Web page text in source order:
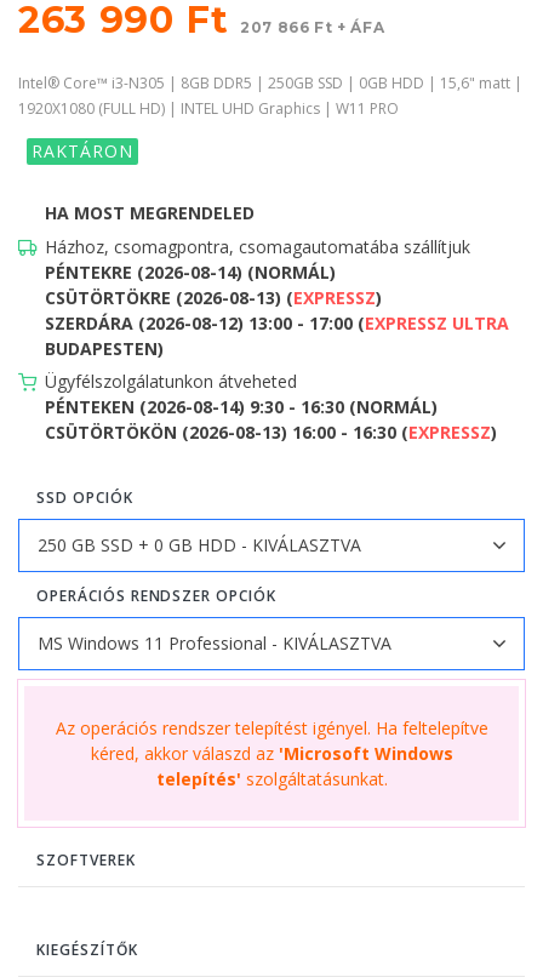
263 990 Ft 207 866 Ft + ÁFA
Intel® Core™ i3-N305 | 8GB DDR5 | 250GB SSD | 0GB HDD | 15,6" matt |
1920X1080 (FULL HD) | INTEL UHD Graphics | W11 PRO
RAKTÁRON
HA MOST MEGRENDELED
Házhoz, csomagpontra, csomagautomatába szállítjuk
PÉNTEKRE (2026-08-14) (NORMÁL)
CSÜTÖRTÖKRE (2026-08-13) (EXPRESSZ)
SZERDÁRA (2026-08-12) 13:00 - 17:00 (EXPRESSZ ULTRA
BUDAPESTEN)
Ügyfélszolgálatunkon átveheted
PÉNTEKEN (2026-08-14) 9:30 - 16:30 (NORMÁL)
CSÜTÖRTÖKÖN (2026-08-13) 16:00 - 16:30 (EXPRESSZ)
SSD OPCIÓK
OPERÁCIÓS RENDSZER OPCIÓK
Az operációs rendszer telepítést igényel. Ha feltelepítve
kéred, akkor válaszd az 'Microsoft Windows
telepítés' szolgáltatásunkat.
SZOFTVEREK
KIEGÉSZÍTŐK